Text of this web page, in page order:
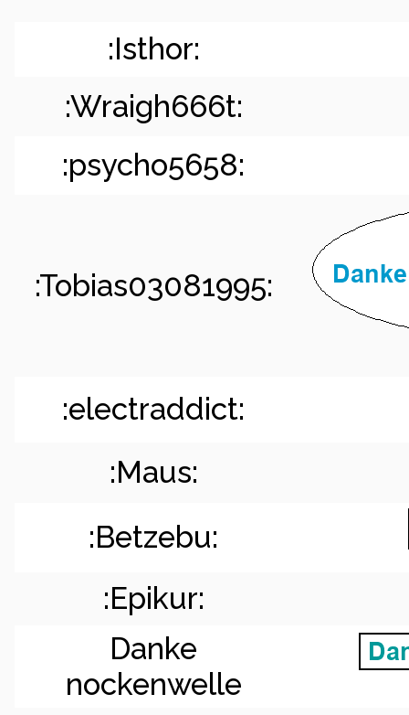
:Isthor:
:Wraigh666t:
:psycho5658:
:Tobias03081995:
:electraddict:
:Maus:
:Betzebu:
:Epikur:
Danke
nockenwelle